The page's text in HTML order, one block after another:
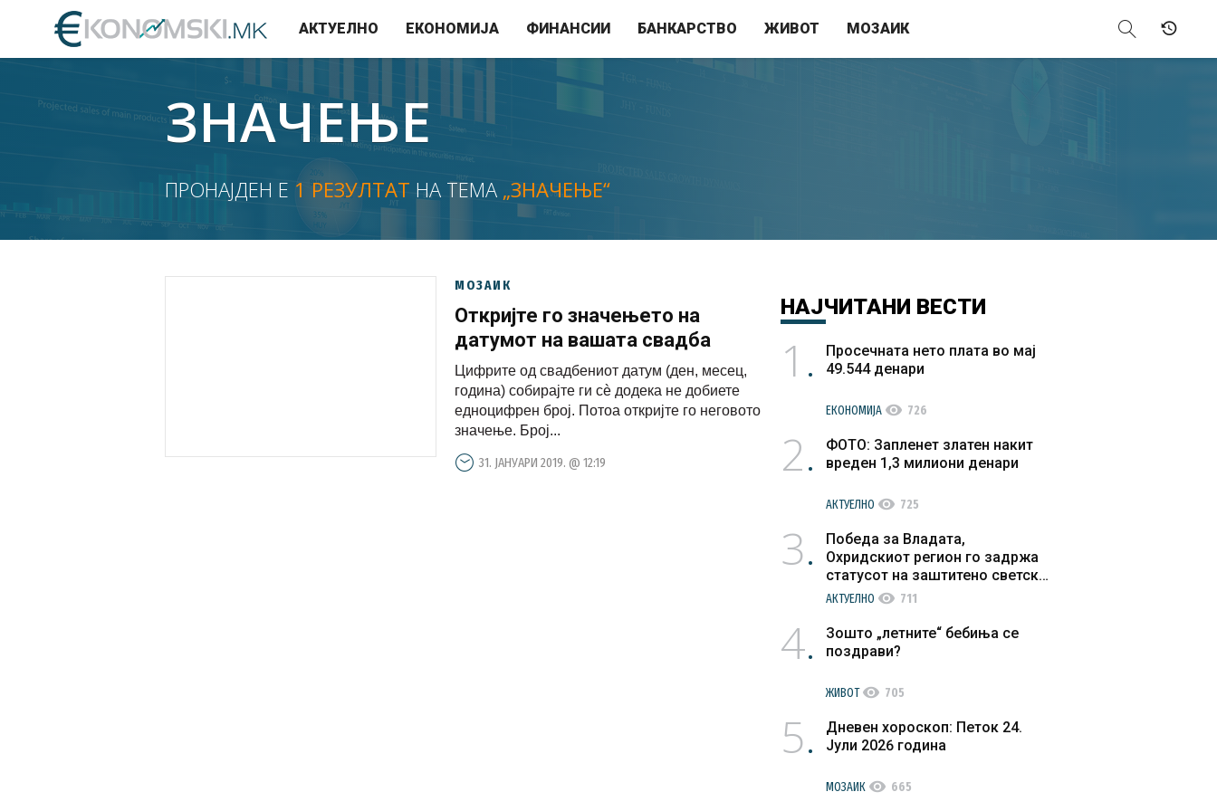
АКТУЕЛНО ЕКОНОМИЈА ФИНАНСИИ БАНКАРСТВО ЖИВОТ МОЗАИК
ЗНАЧЕЊЕ
ПРОНАЈДЕН Е 1 РЕЗУЛТАТ НА ТЕМА „ЗНАЧЕЊЕ“
МОЗАИК
Откријте го значењето на
датумот на вашата свадба
Цифрите од свадбениот датум (ден, месец,
година) собирајте ги сè додека не добиете
едноцифрен број. Потоа откријте го неговото
значење. Број...
31. ЈАНУАРИ 2019. @ 12:19
НАЈЧИТАНИ ВЕСТИ
1
Просечната нето плата во мај
49.544 денари
ЕКОНОМИЈА visibility 726
2
ФОТО: Запленет златен накит
вреден 1,3 милиони денари
АКТУЕЛНО visibility 725
3
Победа за Владата,
Охридскиот регион го задржа
статусот на заштитено светско
културно наследство
АКТУЕЛНО visibility 711
4
Зошто „летните“ бебиња се
поздрави?
ЖИВОТvisibility 705
5
Дневен хороскоп: Петок 24.
Јули 2026 година
МОЗАИК visibility 665